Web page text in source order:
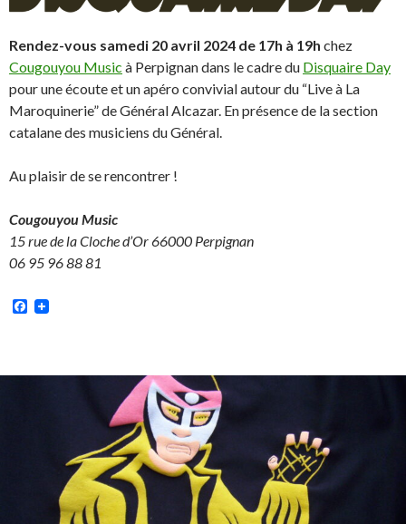
Rendez-vous samedi 20 avril 2024 de 17h à 19h chez
Cougouyou Music à Perpignan dans le cadre du Disquaire Day
pour une écoute et un apéro convivial autour du “Live à La
Maroquinerie” de Général Alcazar. En présence de la section
catalane des musiciens du Général.
Au plaisir de se rencontrer !
Cougouyou Music
15 rue de la Cloche d’Or66000 Perpignan
06 95 96 88 81
Facebook